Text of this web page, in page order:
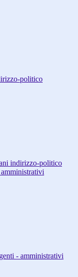
politico
indirizzo-politico
- amministrativi